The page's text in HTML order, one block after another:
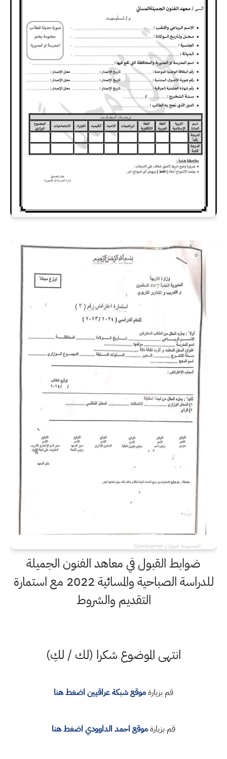
ضوابط القبول في معاهد الفنون الجميلة
للدراسة الصباحية والمسائية 2022 مع استمارة
التقديم والشروط
انتهى الموضوع شكرا (لك / لكِ)
قم بزيارةموقع شبكة عراقيين اضغط هنا
قم بزيارةموقع احمد الداوودي اضغط هنا